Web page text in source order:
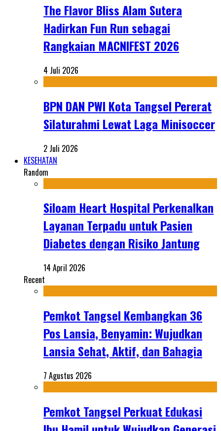
The Flavor Bliss Alam Sutera
Hadirkan Fun Run sebagai
Rangkaian MACNIFEST 2026
4 Juli 2026
BPN DAN PWI Kota Tangsel Pererat
Silaturahmi Lewat Laga Minisoccer
2 Juli 2026
KESEHATAN
Random
Siloam Heart Hospital Perkenalkan
Layanan Terpadu untuk Pasien
Diabetes dengan Risiko Jantung
14 April 2026
Recent
Pemkot Tangsel Kembangkan 36
Pos Lansia, Benyamin: Wujudkan
Lansia Sehat, Aktif, dan Bahagia
7 Agustus 2026
Pemkot Tangsel Perkuat Edukasi